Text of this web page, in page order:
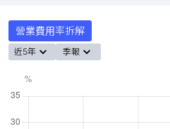
營業費用率拆解
近5年 季報